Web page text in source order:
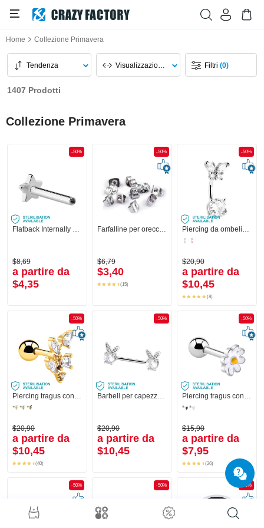
Home Collezione Primavera
Tendenza Visualizzazione Pagina Filtri(0)
1407 Prodotti
Collezione Primavera
-50%
Flatback Internally Threaded Labret Pin (surgical steel, silver, shiny finish)
$8,69
a partire da
$4,35
-50%
Farfalline per orecchini
$6,79
$3,40
(15)
-50%
Piercing da ombelico (acciaio chirurgico, argento, finitura lucida) con design farfalla e cristallini
$20,90
a partire da
$10,45
(8)
-50%
$20,90
a partire da
$10,45
(40)
-50%
Barbell per capezzolo con design coniglietto e cristallini
$20,90
a partire da
$10,45
-50%
$15,90
a partire da
$7,95
(26)
-50% -50% -50%